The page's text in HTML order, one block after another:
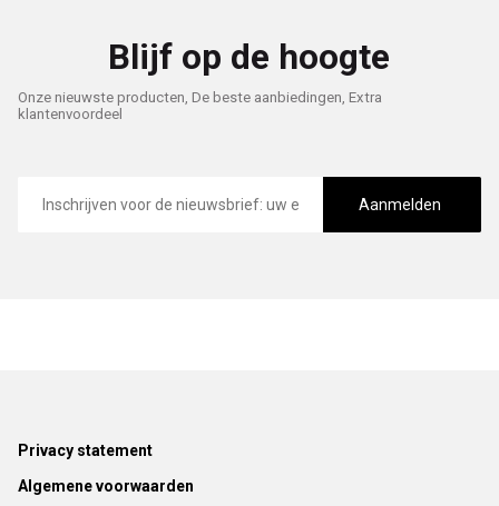
Blijf op de hoogte
Onze nieuwste producten, De beste aanbiedingen, Extra
klantenvoordeel
mailadres
Aanmelden
Footer
Privacy statement
Algemene voorwaarden